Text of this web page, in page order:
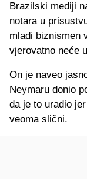
Brazilski mediji
notara u
mladi biznismen
vjerovatno neće
On je naveo
Neymaru donio
da je to uradio
veoma slični.